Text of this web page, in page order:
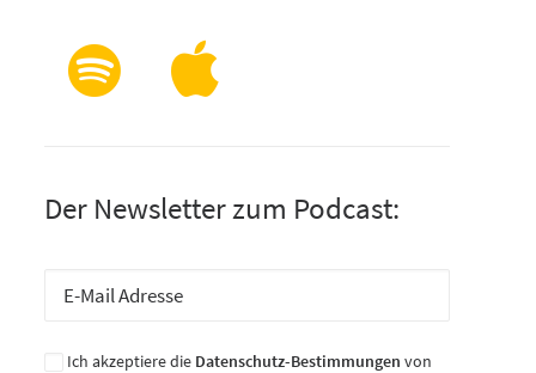
Der Newsletter zum Podcast:
Ich akzeptiere die Datenschutz-Bestimmungen von